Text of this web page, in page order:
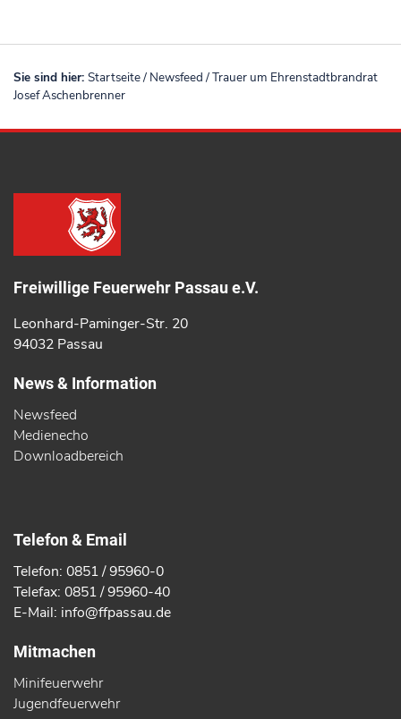
Sie sind hier: Startseite/ Newsfeed/Trauer um Ehrenstadtbrandrat
Josef Aschenbrenner
Freiwillige Feuerwehr Passau e.V.
Leonhard-Paminger-Str. 20
94032 Passau
News & Information
Newsfeed
Medienecho
Downloadbereich
Telefon & Email
Telefon: 0851 / 95960-0
Telefax: 0851 / 95960-40
E-Mail: info@ffpassau.de
Mitmachen
Minifeuerwehr
Jugendfeuerwehr